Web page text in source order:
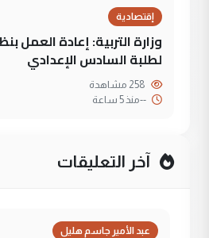
إقتصادية
وزارة التربية: إعادة العمل
لطلبة السادس الإعدادي
--منذ 5 ساعة
آخر التعليقات
عبد الأمير جاسم هليل